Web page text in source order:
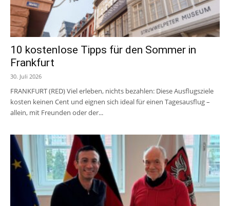
10 kostenlose Tipps für den Sommer in
Frankfurt
30. Juli 2026
FRANKFURT (RED) Viel erleben, nichts bezahlen: Diese Ausflugsziele
kosten keinen Cent und eignen sich ideal für einen Tagesausflug –
allein, mit Freunden oder der...